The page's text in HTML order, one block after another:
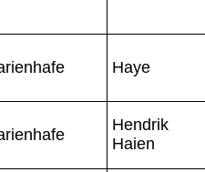
Haye
Hendrik
Haien